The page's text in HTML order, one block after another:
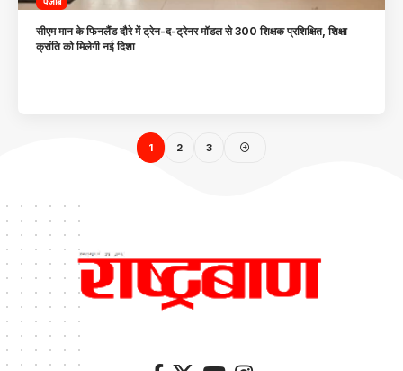
सीएम मान के फिनलैंड दौरे में ट्रेन-द-ट्रेनर मॉडल से 300 शिक्षक प्रशिक्षित, शिक्षा
क्रांति को मिलेगी नई दिशा
1 2 3